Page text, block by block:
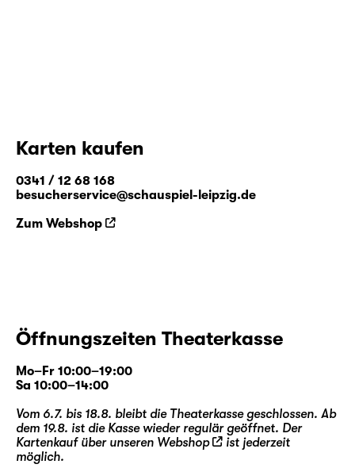
Karten kaufen
0341 / 12 68 168
besucherservice@schauspiel-leipzig.de
Zum Webshop
Öffnungszeiten Theaterkasse
Mo–Fr 10:00–19:00
Sa 10:00–14:00
Vom 6.7. bis 18.8. bleibt die Theaterkasse geschlossen. Ab
dem 19.8. ist die Kasse wieder regulär geöffnet. Der
Kartenkauf über unseren Webshop
ist jederzeit
möglich.